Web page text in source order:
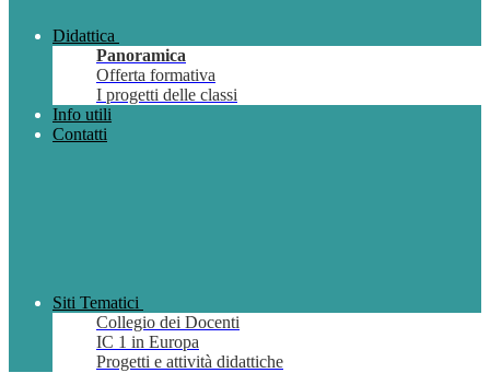
Didattica
Panoramica
Offerta formativa
I progetti delle classi
Info utili
Contatti
Siti Tematici
Collegio dei Docenti
IC 1 in Europa
Progetti e attività didattiche